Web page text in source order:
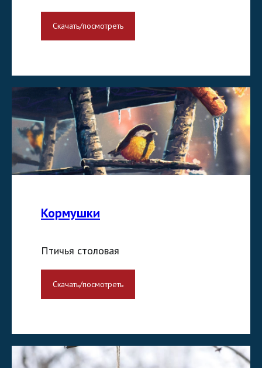
Скачать/посмотреть
Кормушки
Птичья столовая
Скачать/посмотреть